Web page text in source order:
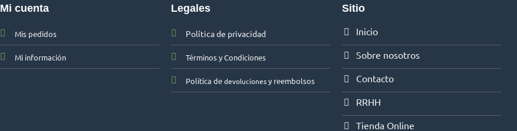
Mi cuenta
Mis pedidos
Mi información
Legales
Política de privacidad
Términos y Condiciones
Política dedevolucionesy reembolsos
Sitio
Inicio
Sobre nosotros
Contacto
RRHH
Tienda Online